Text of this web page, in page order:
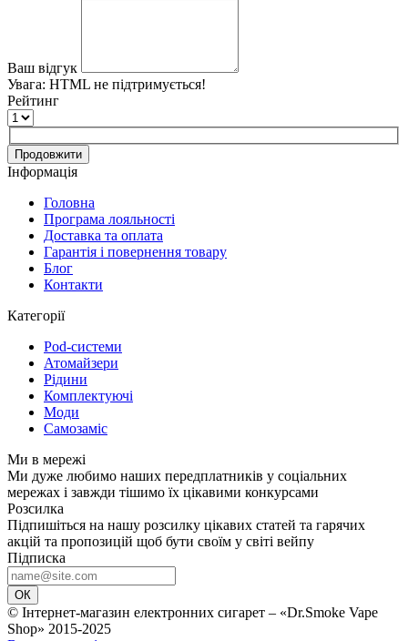
Ваш відгук
Увага: HTML не підтримується!
Рейтинг
Продовжити
Інформація
Головна
Програма лояльності
Доставка та оплата
Гарантія і повернення товару
Блог
Контакти
Категорії
Pod-системи
Атомайзери
Рідини
Комплектуючі
Моди
Самозаміс
Ми в мережі
Ми дуже любимо наших передплатників у соціальних
мережах і завжди тішимо їх цікавими конкурсами
Розсилка
Підпишіться на нашу розсилку цікавих статей та гарячих
акцій та пропозицій щоб бути своїм у світі вейпу
Підписка
ОК
© Інтернет-магазин електронних сигарет – «Dr.Smoke Vape
Shop» 2015-2025